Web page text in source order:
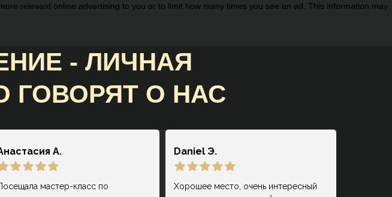
relevant online advertising to you or to limit how many times you see an ad. This information may
- ЛИЧНАЯ
ГОВОРЯТ О НАС
мастер-класс по
А.
Хорошее место, очень интересный
Daniel Э.